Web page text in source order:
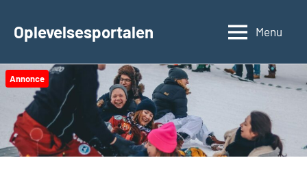
Oplevelsesportalen Menu
Annonce